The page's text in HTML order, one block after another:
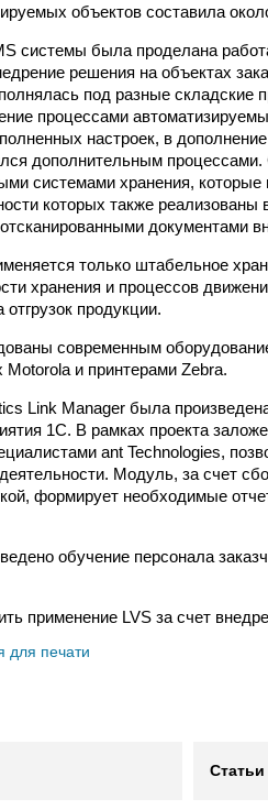
объектов составила
системы была проделана
решения на объектах
под разные складские
процессами
настроек, в
дополнительным процессами.
системами хранения,
которых также
документами
только штабельное
хранения и процессов
продукции.
современным
и принтерами Zebra.
Link Manager была
1С. В рамках проекта
ant Technologies,
Модуль, за счет
формирует необходимые
обучение персонала
применение LVS за счет
для печати